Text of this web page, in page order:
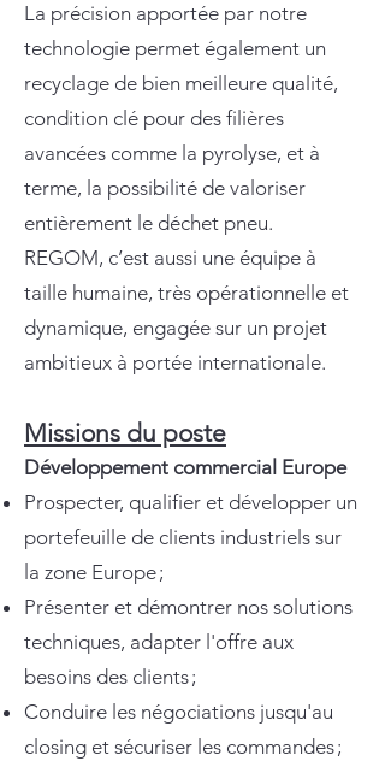
La précision apportée par notre
technologie permet également un
recyclage de bien meilleure qualité,
condition clé pour des filières
avancées comme la pyrolyse, et à
terme, la possibilité de valoriser
entièrement le déchet pneu.
REGOM, c’est aussi une équipe à
taille humaine, très opérationnelle et
dynamique, engagée sur un projet
ambitieux à portée internationale.
Missions du poste
Développement commercial Europe
Prospecter, qualifier et développer un
portefeuille de clients industriels sur
la zone Europe ;
Présenter et démontrer nos solutions
techniques, adapter l'offre aux
besoins des clients ;
Conduire les négociations jusqu'au
closing et sécuriser les commandes ;